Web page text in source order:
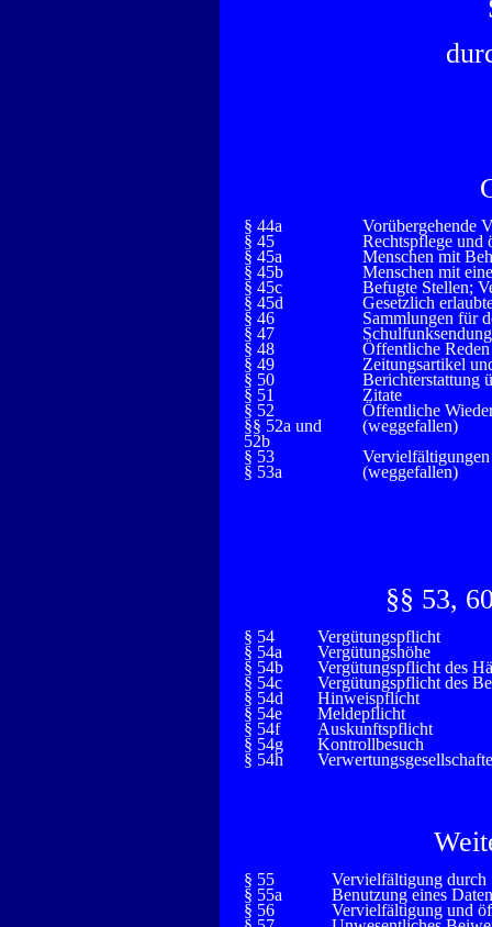
§ 44a
Vorübergehende
§ 45
Rechtspflege und
§ 45a
Menschen mit
§ 45b
Menschen mit
§ 45c
Befugte Stellen;
§ 45d
Gesetzlich
§ 46
Sammlungen für
§ 47
§ 48
Öffentliche Reden
§ 49
Zeitungsartikel
§ 50
Berichterstattung
§ 51
Zitate
§ 52
Öffentliche
§§ 52a und
52b
(weggefallen)
§ 53
§ 53a
(weggefallen)
§§ 53,
§ 54
Vergütungspflicht
§ 54a
Vergütungshöhe
§ 54b
Vergütungspflicht des
§ 54c
Vergütungspflicht des
§ 54d
Hinweispflicht
§ 54e
Meldepflicht
§ 54f
Auskunftspflicht
§ 54g
Kontrollbesuch
§ 54h
§ 55
Vervielfältigung durch
§ 55a
Benutzung eines
§ 56
Vervielfältigung und